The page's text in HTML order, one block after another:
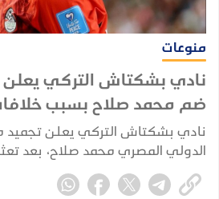
منوعات
نادي بشكتاش التركي
ضم محمد صلاح بسبب
نادي بشكتاش التركي يعلن تجميد
الدولي المصري محمد صلاح، بعد
وممثليه بسبب خلافات مالية، وفق
للنادي أوندير أوزين.